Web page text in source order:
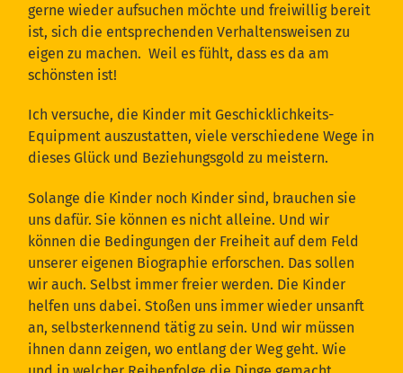
gerne wieder aufsuchen möchte und freiwillig bereit
ist, sich die entsprechenden Verhaltensweisen zu
eigen zu machen. Weil es fühlt, dass es da am
schönsten ist!
Ich versuche, die Kinder mit Geschicklichkeits-
Equipment auszustatten, viele verschiedene Wege in
dieses Glück und Beziehungsgold zu meistern.
Solange die Kinder noch Kinder sind, brauchen sie
uns dafür. Sie können es nicht alleine. Und wir
können die Bedingungen der Freiheit auf dem Feld
unserer eigenen Biographie erforschen. Das sollen
wir auch. Selbst immer freier werden. Die Kinder
helfen uns dabei. Stoßen uns immer wieder unsanft
an, selbsterkennend tätig zu sein. Und wir müssen
ihnen dann zeigen, wo entlang der Weg geht. Wie